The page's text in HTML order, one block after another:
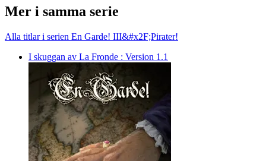
Mer i samma serie
Alla titlar i serien En Garde! III&#x2F;Pirater!
I skuggan av La Fronde : Version 1.1